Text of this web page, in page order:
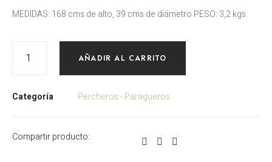
MEDIDAS: 168 cms de alto, 39 cms de diámetro PESO: 3,2 kgs.
AÑADIR AL CARRITO
Categoría Percheros - Paragueros
Compartir producto: